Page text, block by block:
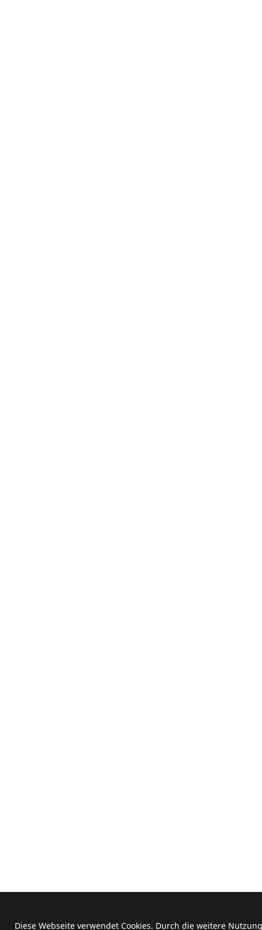
Diese Webseite verwendet Cookies. Durch die weitere